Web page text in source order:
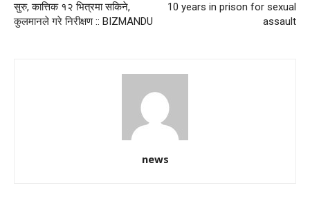
सुरु, कात्तिक १२ भित्रमा सकिने,
कुलमानले गरे निरीक्षण :: BIZMANDU
10 years in prison for sexual
assault
news